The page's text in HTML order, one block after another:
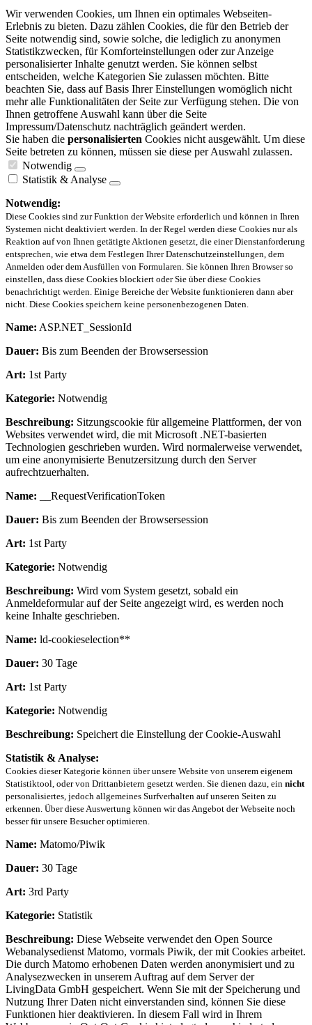
Wir verwenden Cookies, um Ihnen ein optimales Webseiten-
Erlebnis zu bieten. Dazu zählen Cookies, die für den Betrieb der
Seite notwendig sind, sowie solche, die lediglich zu anonymen
Statistikzwecken, für Komforteinstellungen oder zur Anzeige
personalisierter Inhalte genutzt werden. Sie können selbst
entscheiden, welche Kategorien Sie zulassen möchten. Bitte
beachten Sie, dass auf Basis Ihrer Einstellungen womöglich nicht
mehr alle Funktionalitäten der Seite zur Verfügung stehen. Die von
Ihnen getroffene Auswahl kann über die Seite
Impressum/Datenschutz nachträglich geändert werden.
Sie haben die personalisierten Cookies nicht ausgewählt. Um diese
Seite betreten zu können, müssen sie diese per Auswahl zulassen.
Notwendig
Statistik & Analyse
Notwendig:
Diese Cookies sind zur Funktion der Website erforderlich und können in Ihren
Systemen nicht deaktiviert werden. In der Regel werden diese Cookies nur als
Reaktion auf von Ihnen getätigte Aktionen gesetzt, die einer Dienstanforderung
entsprechen, wie etwa dem Festlegen Ihrer Datenschutzeinstellungen, dem
Anmelden oder dem Ausfüllen von Formularen. Sie können Ihren Browser so
einstellen, dass diese Cookies blockiert oder Sie über diese Cookies
benachrichtigt werden. Einige Bereiche der Website funktionieren dann aber
nicht. Diese Cookies speichern keine personenbezogenen Daten.
Name: ASP.NET_SessionId
Dauer: Bis zum Beenden der Browsersession
Art: 1st Party
Kategorie: Notwendig
Beschreibung: Sitzungscookie für allgemeine Plattformen, der von
Websites verwendet wird, die mit Microsoft .NET-basierten
Technologien geschrieben wurden. Wird normalerweise verwendet,
um eine anonymisierte Benutzersitzung durch den Server
aufrechtzuerhalten.
Name: __RequestVerificationToken
Dauer: Bis zum Beenden der Browsersession
Art: 1st Party
Kategorie: Notwendig
Beschreibung: Wird vom System gesetzt, sobald ein
Anmeldeformular auf der Seite angezeigt wird, es werden noch
keine Inhalte geschrieben.
Name: ld-cookieselection**
Dauer: 30 Tage
Art: 1st Party
Kategorie: Notwendig
Beschreibung: Speichert die Einstellung der Cookie-Auswahl
Statistik & Analyse:
Cookies dieser Kategorie können über unsere Website von unserem eigenem
Statistiktool, oder von Drittanbietern gesetzt werden. Sie dienen dazu, ein nicht
personalisiertes, jedoch allgemeines Surfverhalten auf unseren Seiten zu
erkennen. Über diese Auswertung können wir das Angebot der Webseite noch
besser für unsere Besucher optimieren.
Name: Matomo/Piwik
Dauer: 30 Tage
Art: 3rd Party
Kategorie: Statistik
Beschreibung: Diese Webseite verwendet den Open Source
Webanalysedienst Matomo, vormals Piwik, der mit Cookies arbeitet.
Die durch Matomo erhobenen Daten werden anonymisiert und zu
Analysezwecken in unserem Auftrag auf dem Server der
LivingData GmbH gespeichert. Wenn Sie mit der Speicherung und
Nutzung Ihrer Daten nicht einverstanden sind, können Sie diese
Funktionen hier deaktivieren. In diesem Fall wird in Ihrem